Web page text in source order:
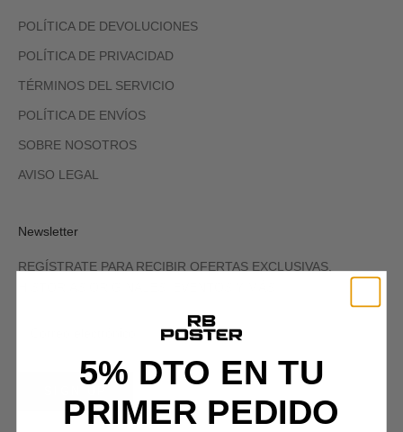
POLÍTICA DE DEVOLUCIONES
POLÍTICA DE PRIVACIDAD
TÉRMINOS DEL SERVICIO
POLÍTICA DE ENVÍOS
SOBRE NOSOTROS
AVISO LEGAL
Newsletter
REGÍSTRATE PARA RECIBIR OFERTAS EXCLUSIVAS,
5% DTO EN TU
PRIMER PEDIDO